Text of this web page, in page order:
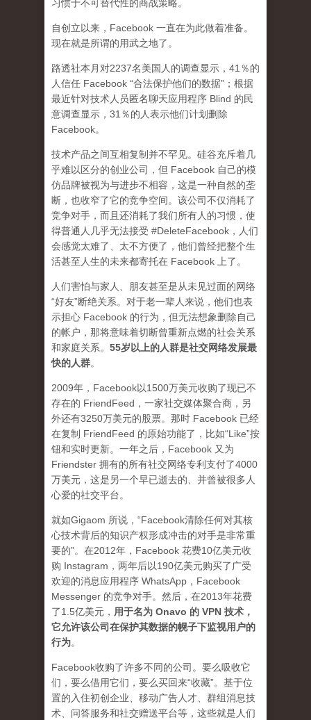
习惯于不可替代性的商战策略。
自创立以来，Facebook 一直在为此做着准备。
现在就是所谓的用武之地了。
路透社本月对2237名美国人的调查显示，41％的
人信任 Facebook “合法保护他们的数据”；根据
最近针对技术人员匿名聊天应用程序 Blind 的民
意调查显示，31％的人表示他们计划删除
Facebook。
技术产品之间互相复制并不罕见。硅谷充斥着几
乎难以区分的创业公司，但 Facebook 自己的模
仿品牌被视为与进步不相容，这是一种自然的垄
断，也收窄了它的竞争空间。该公司不仅消耗了
竞争对手，而且还消耗了我们所有人的习惯，使
得普通人几乎无法接受 #DeleteFacebook，人们
会感觉太难了、太不方便了，他们曾经把整个生
活甚至人生的未来都寄托在 Facebook 上了。
人们害怕与家人、朋友甚至是从未见过面的网络
“好友”断绝关系。对于老一辈人来说，他们也表
示担心 Facebook 的行为，但无法想象删除自己
的帐户，那将意味着切断曾重新点燃的社会关系
和家庭关系。 55岁以上的人群是社交网络发展最
快的人群。
2009年，Facebook以1500万美元收购了现已不
存在的 FriendFeed，一家社交媒体聚合商，另
外还有3250万美元的股票。那时 Facebook 已经
在复制 FriendFeed 的原始功能了，比如“Like”按
钮和实时更新。一年之后，Facebook 又为
Friendster 拥有的所有社交网络专利支付了4000
万美元，这是另一个早已逝去的、并曾被很多人
心爱的社交平台。
就如Gigaom 所说，“Facebook清除任何对其核
心技术背后的知识产权形成冲击的对手是非常重
要的”。在2012年，Facebook 花费10亿美元收
购 Instagram，两年后以190亿美元购买了广受
欢迎的消息应用程序 WhatsApp，Facebook
Messenger 的竞争对手。然后，在2013年花费
了1.5亿美元， 用于名为 Onavo 的 VPN 技术，
它允许该公司在保护其数据的幌子下监视用户的
行为。
Facebook收购了许多不同的公司。要么吸收它
们，要么借用它们，要么买回来“收藏”。基于位
置的入住初创企业、移动广告人才、群组消息技
术、问答服务和社交赠送平台等，这些就是人们